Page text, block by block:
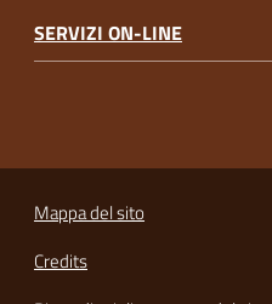
SERVIZI ON-LINE
Mappa del sito
Credits